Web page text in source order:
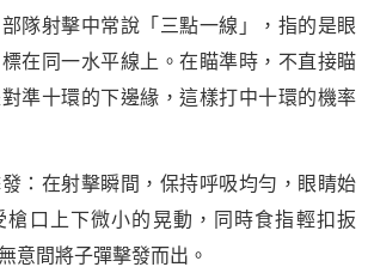
隊射擊中常說「三點一線」，指的是眼
在同一水平線上。在瞄準時，不直接瞄
準十環的下邊緣，這樣打中十環的機率
：在射擊瞬間，保持呼吸均勻，眼睛始
槍口上下微小的晃動，同時食指輕扣扳
意間將子彈擊發而出。